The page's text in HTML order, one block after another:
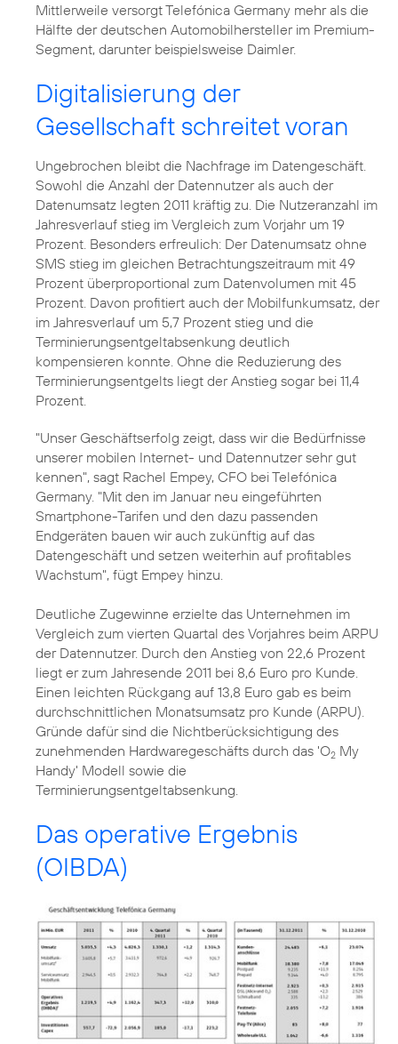
Mittlerweile versorgt Telefónica Germany mehr als die
Hälfte der deutschen Automobilhersteller im Premium-
Segment, darunter beispielsweise Daimler.
Digitalisierung der
Gesellschaft schreitet voran
Ungebrochen bleibt die Nachfrage im Datengeschäft.
Sowohl die Anzahl der Datennutzer als auch der
Datenumsatz legten 2011 kräftig zu. Die Nutzeranzahl im
Jahresverlauf stieg im Vergleich zum Vorjahr um 19
Prozent. Besonders erfreulich: Der Datenumsatz ohne
SMS stieg im gleichen Betrachtungszeitraum mit 49
Prozent überproportional zum Datenvolumen mit 45
Prozent. Davon profitiert auch der Mobilfunkumsatz, der
im Jahresverlauf um 5,7 Prozent stieg und die
Terminierungsentgeltabsenkung deutlich
kompensieren konnte. Ohne die Reduzierung des
Terminierungsentgelts liegt der Anstieg sogar bei 11,4
Prozent.
"Unser Geschäftserfolg zeigt, dass wir die Bedürfnisse
unserer mobilen Internet- und Datennutzer sehr gut
kennen", sagt Rachel Empey, CFO bei Telefónica
Germany. "Mit den im Januar neu eingeführten
Smartphone-Tarifen und den dazu passenden
Endgeräten bauen wir auch zukünftig auf das
Datengeschäft und setzen weiterhin auf profitables
Wachstum", fügt Empey hinzu.
Deutliche Zugewinne erzielte das Unternehmen im
Vergleich zum vierten Quartal des Vorjahres beim ARPU
der Datennutzer. Durch den Anstieg von 22,6 Prozent
liegt er zum Jahresende 2011 bei 8,6 Euro pro Kunde.
Einen leichten Rückgang auf 13,8 Euro gab es beim
durchschnittlichen Monatsumsatz pro Kunde (ARPU).
Gründe dafür sind die Nichtberücksichtigung des
zunehmenden Hardwaregeschäfts durch das 'O2 My
Handy' Modell sowie die
Terminierungsentgeltabsenkung.
Das operative Ergebnis
(OIBDA)